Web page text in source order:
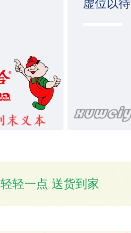
虚位以待
轻轻一点 送货到家